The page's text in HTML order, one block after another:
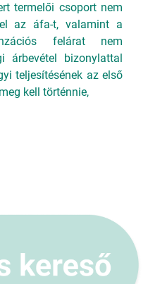
termelői csoport nem
az áfa-t, valamint a
felárat nem
árbevétel bizonylattal
teljesítésének az első
kell történnie,